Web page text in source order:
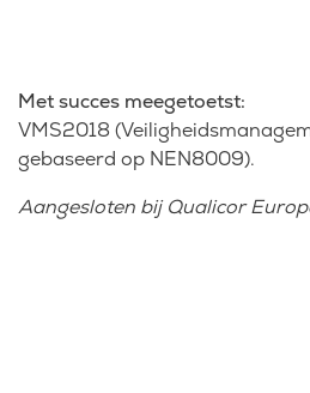
Met succes meegetoetst:
VMS2018
gebaseerd op NEN8009).
Aangesloten bij Qualicor